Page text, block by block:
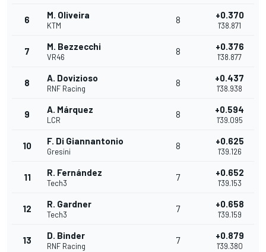
6 M. Oliveira
KTM
8 +0.370
1'38.871
7 M. Bezzecchi
VR46
8 +0.376
1'38.877
8 A. Dovizioso
RNF Racing
8 +0.437
1'38.938
9 A. Márquez
LCR
8 +0.594
1'39.095
10 F. Di Giannantonio
Gresini
8 +0.625
1'39.126
11 R. Fernández
Tech3
7 +0.652
1'39.153
12 R. Gardner
Tech3
7 +0.658
1'39.159
13 D. Binder
RNF Racing
7 +0.879
1'39.380